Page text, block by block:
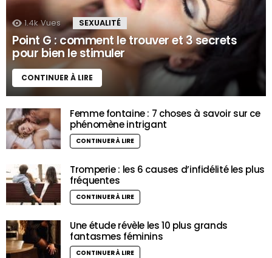
1.4k Vues SEXUALITÉ
Point G : comment le trouver et 3 secrets
pour bien le stimuler
CONTINUER À LIRE
Femme fontaine : 7 choses à savoir sur ce
phénomène intrigant
CONTINUER À LIRE
Tromperie : les 6 causes d’infidélité les plus
fréquentes
CONTINUER À LIRE
Une étude révèle les 10 plus grands
fantasmes féminins
CONTINUER À LIRE